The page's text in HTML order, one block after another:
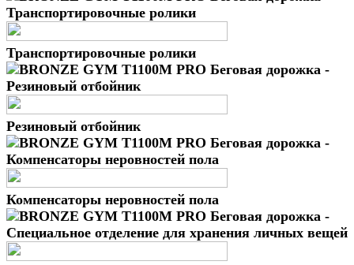
Транспортировочные ролики
Резиновый отбойник
Компенсаторы неровностей пола